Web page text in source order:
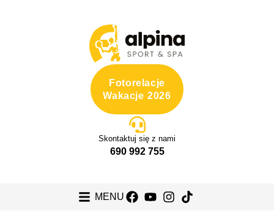
Fotorelacje
Wakacje 2026
Skontaktuj się z nami
690 992 755
MENU